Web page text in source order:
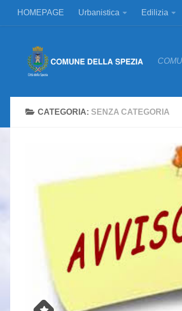
Salta al contenuto
HOMEPAGE Urbanistica Edilizia
CATEGORIA: SENZA CATEGORIA